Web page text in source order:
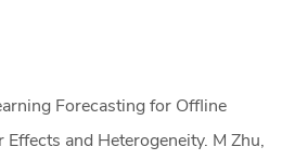
Forecasting for Offline
and Heterogeneity. M Zhu,